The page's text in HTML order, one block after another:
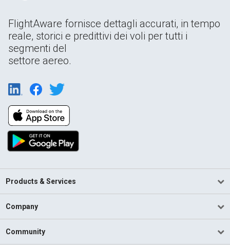
FlightAware fornisce dettagli accurati, in tempo
reale, storici e predittivi dei voli per tutti i
segmenti del
settore aereo.
Products & Services
Company
Community